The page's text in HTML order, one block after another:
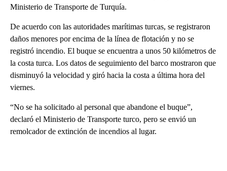
Ministerio de Transporte de Turquía.
De acuerdo con las autoridades marítimas turcas, se registraron
daños menores por encima de la línea de flotación y no se
registró incendio. El buque se encuentra a unos 50 kilómetros de
la costa turca. Los datos de seguimiento del barco mostraron que
disminuyó la velocidad y giró hacia la costa a última hora del
viernes.
“No se ha solicitado al personal que abandone el buque”,
declaró el Ministerio de Transporte turco, pero se envió un
remolcador de extinción de incendios al lugar.